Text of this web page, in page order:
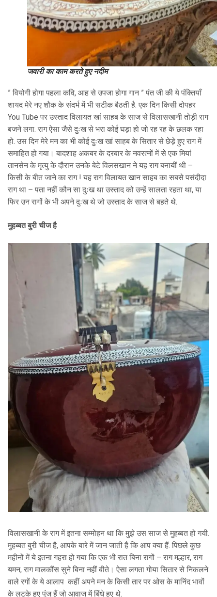
जवारी का काम करते हुए नदीम
” वियोगी होगा पहला कवि, आह से उपजा होगा गान ” पंत जी की ये पंक्तियाँ
शायद मेरे नए शौक के संदर्भ में भी सटीक बैठती है. एक दिन किसी दोपहर
You Tube पर उस्ताद विलायत खां साहब के साज से विलासखानी तोड़ी राग
बजने लगा. राग ऐसा जैसे दुःख से भरा कोई घड़ा हो जो रह रह के छलक रहा
हो. उस दिन मेरे मन का भी कोई दुःख खां साहब के सितार से छेड़े हुए राग में
समाहित हो गया। बादशाह अकबर के दरबार के नवरत्नों में से एक मियां
तानसेन के मृत्यु के दौरान उनके बेटे विलसखान ने यह राग बनायीं थी –
किसी के बीत जाने का राग ! यह राग विलायत खान साहब का सबसे पसंदीदा
राग था – पता नहीं कौन सा दुःख था उस्ताद को उन्हें सालता रहता था, या
फिर उन रागों के भी अपने दुःख थे जो उस्ताद के साज से बहते थे.
मुहब्बत बुरी चीज है
विलासखानी के राग में इतना सम्मोहन था कि मुझे उस साज से मुहब्बत हो गयी.
मुहब्बत बुरी चीज है, आपके बारे में जान जाती है कि आप क्या हैं. पिछले कुछ
महीनों में ये इतना गहरा हो गया कि एक भी रात बिना रागों – राग मल्हार, राग
यमन, राग मालकौंस सुने बिना नहीं बीते। ऐसा लगता गोया सितार से निकलने
वाले रगों के ये आलाप कहीं अपने मन के किसी तार पर ओस के मानिंद भावों
के लटके हुए पुंज हैं जो आवाज में बिंधे हुए थे.